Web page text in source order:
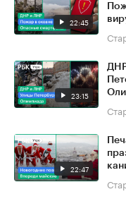
22:45
23:15
22:47